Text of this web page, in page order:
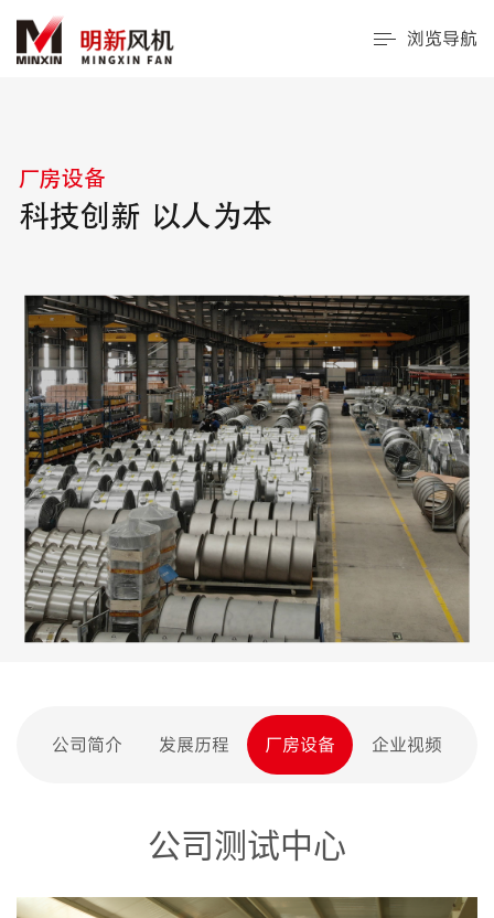
浏览导航
厂房设备
科技创新 以人为本
公司简介 发展历程 厂房设备 企业视频
公司测试中心